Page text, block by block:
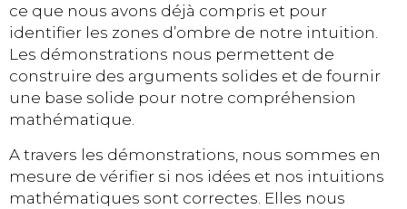
ce que nous avons déjà compris et pour
identifier les zones d’ombre de notre intuition.
Les démonstrations nous permettent de
construire des arguments solides et de fournir
une base solide pour notre compréhension
mathématique.
A travers les démonstrations, nous sommes en
mesure de vérifier si nos idées et nos intuitions
mathématiques sont correctes. Elles nous